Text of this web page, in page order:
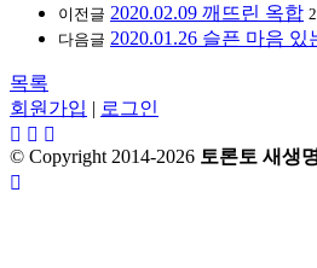
이전글 2020.02.09 깨뜨린 옥합
다음글 2020.01.26 슬픈 마음 있
목록
회원가입 | 로그인
© Copyright 2014-2026 토론토 새생